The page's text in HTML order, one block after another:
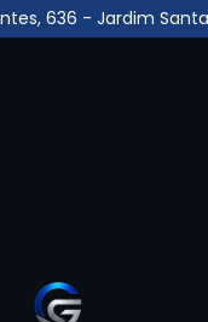
636 - Jardim